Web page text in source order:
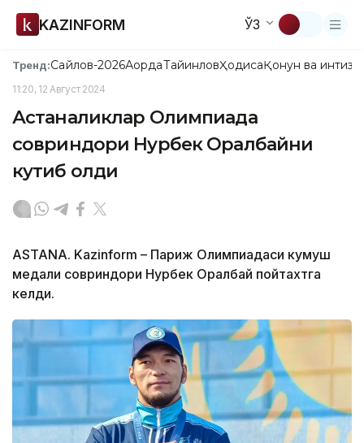
KAZINFORM ЎЗ
Тренд:Сайлов-2026АқордаТайинловҲодисаҚонун ва
11:20, 12 Август 2024
Астаналиклар Олимпиада
совриндори Нурбек Оралбайни
кутиб олди
ASTANA. Kazinform – Париж Олимпиадаси кумуш
медали совриндори Нурбек Оралбай пойтахтга
келди.